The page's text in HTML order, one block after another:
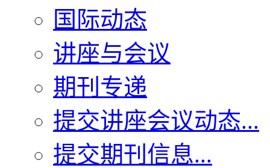
国际动态
讲座与会议
期刊专递
提交讲座会议动态...
提交期刊信息...